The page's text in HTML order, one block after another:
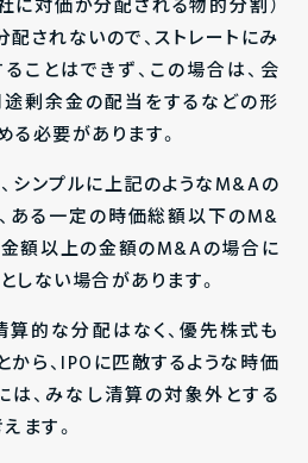
に対価が分配される物的分割）
されないので、ストレートにみ
ことはできず、この場合は、会
途剰余金の配当をするなどの形
必要があります。
シンプルに上記のようなM&Aの
ある一定の時価総額以下のM&
額以上の金額のM&Aの場合に
ない場合があります。
算的な分配はなく、優先株式も
ら、IPOに匹敵するような時価
、みなし清算の対象外とする
ます。